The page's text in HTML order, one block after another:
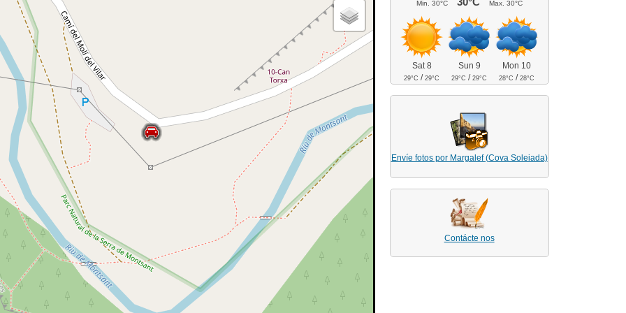
Min. 30°C Max. 30°C
Sat 8
29°C /29°C
Sun 9
29°C /29°C
Mon 10
28°C /28°C
Envíe fotos por Margalef (Cova Soleiada)
Contácte nos